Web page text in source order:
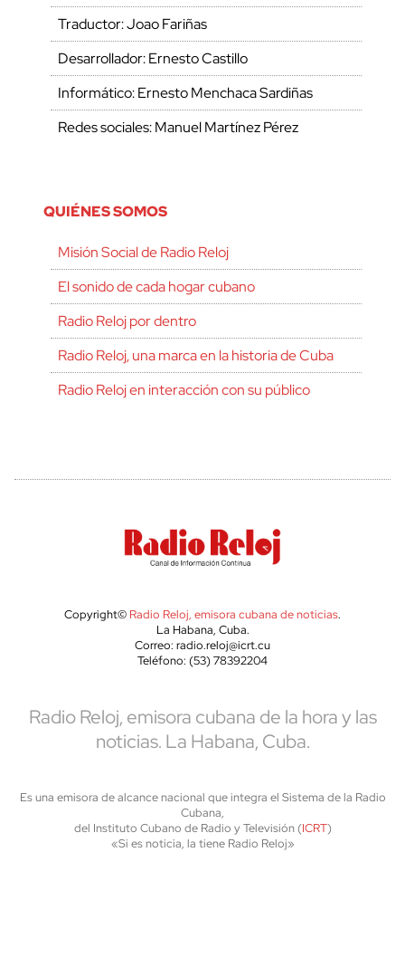
Traductor: Joao Fariñas
Desarrollador: Ernesto Castillo
Informático: Ernesto Menchaca Sardiñas
Redes sociales: Manuel Martínez Pérez
QUIÉNES SOMOS
Misión Social de Radio Reloj
El sonido de cada hogar cubano
Radio Reloj por dentro
Radio Reloj, una marca en la historia de Cuba
Radio Reloj en interacción con su público
Copyright© Radio Reloj, emisora cubana de noticias.
La Habana, Cuba.
Correo: radio.reloj@icrt.cu
Teléfono: (53) 78392204
Radio Reloj, emisora cubana de la hora y las
noticias. La Habana, Cuba.
Es una emisora de alcance nacional que integra el Sistema de la Radio
Cubana,
del Instituto Cubano de Radio y Televisión (ICRT)
«Si es noticia, la tiene Radio Reloj»